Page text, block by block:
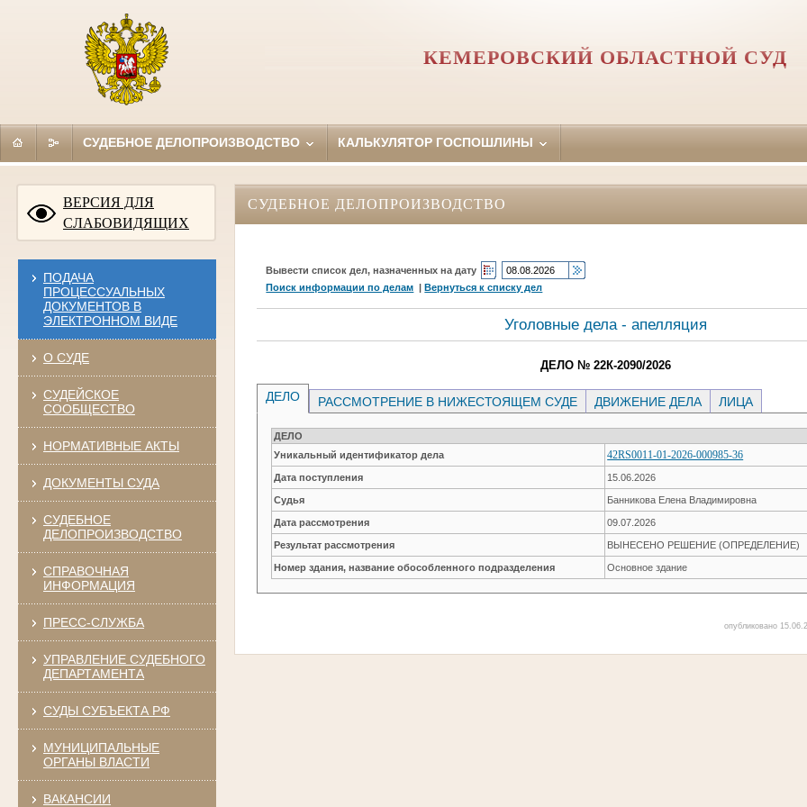
КЕМЕРОВСКИЙ ОБЛАСТНОЙ СУД
СУДЕБНОЕ ДЕЛОПРОИЗВОДСТВО КАЛЬКУЛЯТОР ГОСПОШЛИНЫ
ВЕРСИЯ ДЛЯ
СЛАБОВИДЯЩИХ
ПОДАЧА
ПРОЦЕССУАЛЬНЫХ
ДОКУМЕНТОВ В
ЭЛЕКТРОННОМ ВИДЕ
О СУДЕ
СУДЕЙСКОЕ
СООБЩЕСТВО
НОРМАТИВНЫЕ АКТЫ
ДОКУМЕНТЫ СУДА
СУДЕБНОЕ
ДЕЛОПРОИЗВОДСТВО
СПРАВОЧНАЯ
ИНФОРМАЦИЯ
ПРЕСС-СЛУЖБА
УПРАВЛЕНИЕ СУДЕБНОГО
ДЕПАРТАМЕНТА
СУДЫ СУБЪЕКТА РФ
МУНИЦИПАЛЬНЫЕ
ОРГАНЫ ВЛАСТИ
ВАКАНСИИ
СУДЕБНОЕ ДЕЛОПРОИЗВОДСТВО
Вывести список дел, назначенных на дату
Поиск информации по делам |Вернуться к списку дел
Уголовные дела - апелляция
ДЕЛО № 22К-2090/2026
ДЕЛО РАССМОТРЕНИЕ В НИЖЕСТОЯЩЕМ СУДЕ ДВИЖЕНИЕ ДЕЛА ЛИЦА
ДЕЛО
Уникальный идентификатор дела
42RS0011-01-2026-000985-36
Дата поступления 15.06.2026
Судья Банникова Елена Владимировна
Дата рассмотрения 09.07.2026
Результат рассмотрения ВЫНЕСЕНО РЕШЕНИЕ (ОПРЕДЕЛЕНИЕ)
Номер здания, название обособленного подразделения Основное здание
опубликовано